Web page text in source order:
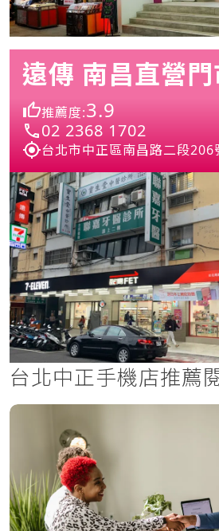
遠傳 南昌直營門
推薦度:3.9
02 2368 1702
台北市中正區南昌路二段206
台北中正手機店推薦